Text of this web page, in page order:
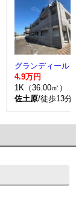
時間10分 停歩6分
グランディール
4.9万円
1K（36.00㎡）
佐土原/徒歩13分